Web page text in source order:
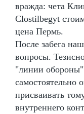
вражда: чета
Clostilbegyt
цена Пермь.
После забега
вопросы.
"линии
самостоятельно
присваивать
внутреннего